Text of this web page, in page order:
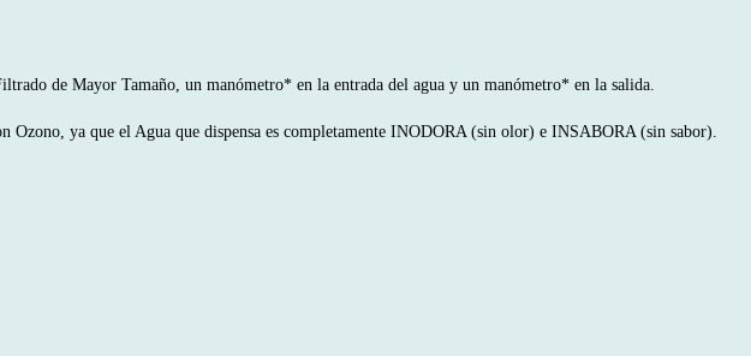
de Mayor Tamaño, un manómetro* en la entrada del agua y un manómetro* en la salida.
Ozono, ya que el Agua que dispensa es completamente INODORA (sin olor) e INSABORA (sin sabor).